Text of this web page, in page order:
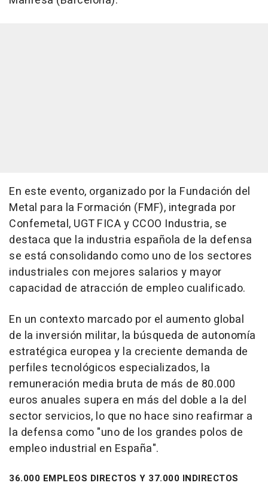
En este evento, organizado por la Fundación del
Metal para la Formación (FMF), integrada por
Confemetal, UGT FICA y CCOO Industria, se
destaca que la industria española de la defensa
se está consolidando como uno de los sectores
industriales con mejores salarios y mayor
capacidad de atracción de empleo cualificado.
En un contexto marcado por el aumento global
de la inversión militar, la búsqueda de autonomía
estratégica europea y la creciente demanda de
perfiles tecnológicos especializados, la
remuneración media bruta de más de 80.000
euros anuales supera en más del doble a la del
sector servicios, lo que no hace sino reafirmar a
la defensa como "uno de los grandes polos de
empleo industrial en España".
36.000 EMPLEOS DIRECTOS Y 37.000 INDIRECTOS